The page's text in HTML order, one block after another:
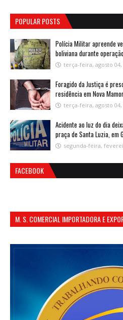
POPULAR POSTS
Polícia Militar apreende
boliviana durante
terça-feira, agosto 04,
Foragido da Justiça é
residência em Nova
terça-feira, agosto 04,
Acidente ao luz do dia
praça de Santa Luzia, em
segunda-feira,
FACEBOOK
M. S. COMERCIAL IMPORTADORA E